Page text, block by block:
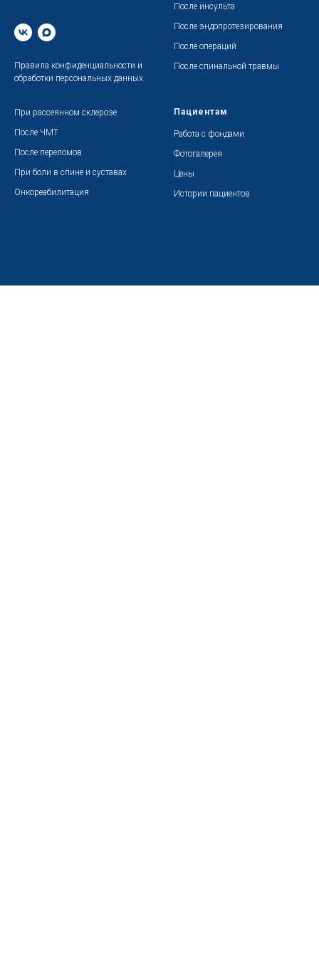
Правила конфиденциальности и
обработки персональных данных
После инсульта
После эндопротезирования
После операций
После спинальной травмы
При рассеянном склерозе
После ЧМТ
После переломов
При боли в спине и суставах
Онкореабилитация
Пациентам
Работа с фондами
Фотогалерея
Цены
Истории пациентов